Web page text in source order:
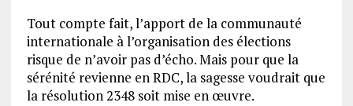
Tout compte fait, l’apport de la communauté
internationale à l’organisation des élections
risque de n’avoir pas d’écho. Mais pour que la
sérénité revienne en RDC, la sagesse voudrait que
la résolution 2348 soit mise en œuvre.